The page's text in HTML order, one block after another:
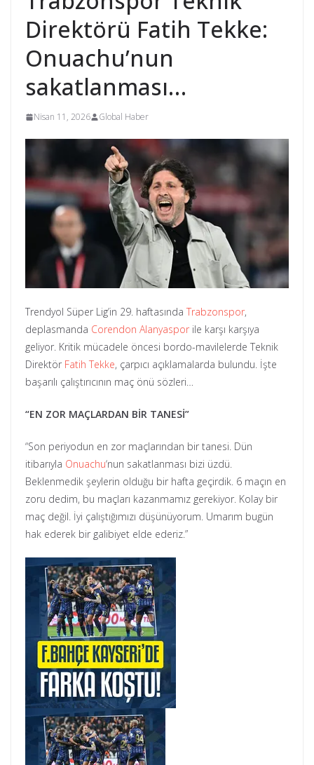
Direktörü Fatih Tekke:
Onuachu’nun
sakatlanması…
Nisan 11, 2026 Global Haber
Trendyol Süper Lig’in 29. haftasında Trabzonspor,
deplasmanda Corendon Alanyaspor ile karşı karşıya
geliyor. Kritik mücadele öncesi bordo-mavilelerde Teknik
Direktör Fatih Tekke, çarpıcı açıklamalarda bulundu. İşte
başarılı çalıştırıcının maç önü sözleri…
“EN ZOR MAÇLARDAN BİR TANESİ”
“Son periyodun en zor maçlarından bir tanesi. Dün
itibarıyla Onuachu‘nun sakatlanması bizi üzdü.
Beklenmedik şeylerin olduğu bir hafta geçirdik. 6 maçın en
zoru dedim, bu maçları kazanmamız gerekiyor. Kolay bir
maç değil. İyi çalıştığımızı düşünüyorum. Umarım bugün
hak ederek bir galibiyet elde ederiz.”